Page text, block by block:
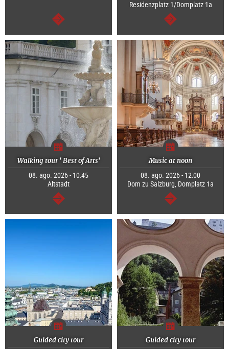
continuar
Residenzplatz 1/Domplatz 1a
continuar
Walking tour ' Best of Arts'
08. ago. 2026 - 10:45
Altstadt
continuar
Music at noon
08. ago. 2026 - 12:00
Dom zu Salzburg, Domplatz 1a
continuar
Guided city tour Guided city tour